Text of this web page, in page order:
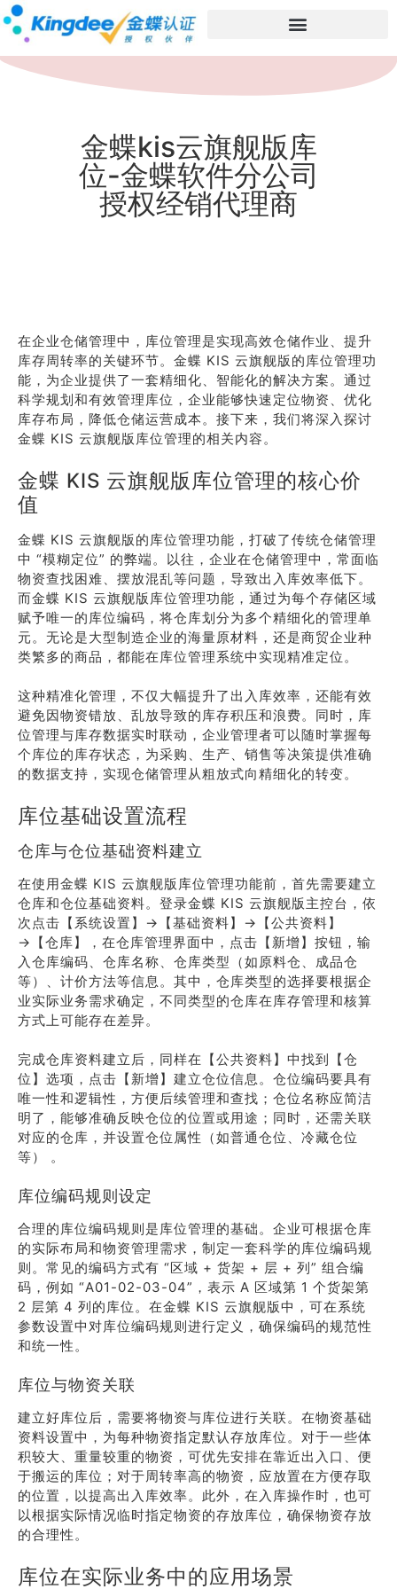
金蝶kis云旗舰版库
位-金蝶软件分公司
授权经销代理商
在企业仓储管理中，库位管理是实现高效仓储作业、提升
库存周转率的关键环节。金蝶 KIS 云旗舰版的库位管理功
能，为企业提供了一套精细化、智能化的解决方案。通过
科学规划和有效管理库位，企业能够快速定位物资、优化
库存布局，降低仓储运营成本。接下来，我们将深入探讨
金蝶 KIS 云旗舰版库位管理的相关内容。
金蝶 KIS 云旗舰版库位管理的核心价
值
金蝶 KIS 云旗舰版的库位管理功能，打破了传统仓储管理
中 “模糊定位” 的弊端。以往，企业在仓储管理中，常面临
物资查找困难、摆放混乱等问题，导致出入库效率低下。
而金蝶 KIS 云旗舰版库位管理功能，通过为每个存储区域
赋予唯一的库位编码，将仓库划分为多个精细化的管理单
元。无论是大型制造企业的海量原材料，还是商贸企业种
类繁多的商品，都能在库位管理系统中实现精准定位。
这种精准化管理，不仅大幅提升了出入库效率，还能有效
避免因物资错放、乱放导致的库存积压和浪费。同时，库
位管理与库存数据实时联动，企业管理者可以随时掌握每
个库位的库存状态，为采购、生产、销售等决策提供准确
的数据支持，实现仓储管理从粗放式向精细化的转变。
库位基础设置流程
仓库与仓位基础资料建立
在使用金蝶 KIS 云旗舰版库位管理功能前，首先需要建立
仓库和仓位基础资料。登录金蝶 KIS 云旗舰版主控台，依
次点击【系统设置】→【基础资料】→【公共资料】
→【仓库】，在仓库管理界面中，点击【新增】按钮，输
入仓库编码、仓库名称、仓库类型（如原料仓、成品仓
等）、计价方法等信息。其中，仓库类型的选择要根据企
业实际业务需求确定，不同类型的仓库在库存管理和核算
方式上可能存在差异。
完成仓库资料建立后，同样在【公共资料】中找到【仓
位】选项，点击【新增】建立仓位信息。仓位编码要具有
唯一性和逻辑性，方便后续管理和查找；仓位名称应简洁
明了，能够准确反映仓位的位置或用途；同时，还需关联
对应的仓库，并设置仓位属性（如普通仓位、冷藏仓位
等） 。
库位编码规则设定
合理的库位编码规则是库位管理的基础。企业可根据仓库
的实际布局和物资管理需求，制定一套科学的库位编码规
则。常见的编码方式有 “区域 + 货架 + 层 + 列” 组合编
码，例如 “A01-02-03-04”，表示 A 区域第 1 个货架第
2 层第 4 列的库位。在金蝶 KIS 云旗舰版中，可在系统
参数设置中对库位编码规则进行定义，确保编码的规范性
和统一性。
库位与物资关联
建立好库位后，需要将物资与库位进行关联。在物资基础
资料设置中，为每种物资指定默认存放库位。对于一些体
积较大、重量较重的物资，可优先安排在靠近出入口、便
于搬运的库位；对于周转率高的物资，应放置在方便存取
的位置，以提高出入库效率。此外，在入库操作时，也可
以根据实际情况临时指定物资的存放库位，确保物资存放
的合理性。
库位在实际业务中的应用场景